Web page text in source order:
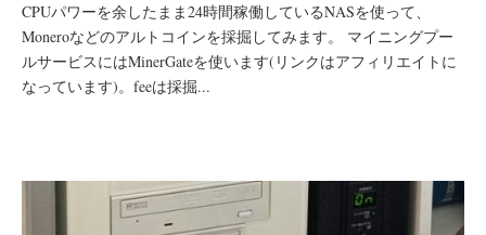
CPUパワーを余したまま24時間稼働しているNASを使って、
Moneroなどのアルトコインを採掘してみます。 マイニングプー
ルサービスにはMinerGateを使います(リンクはアフィリエイトに
なっています)。feeは採掘...